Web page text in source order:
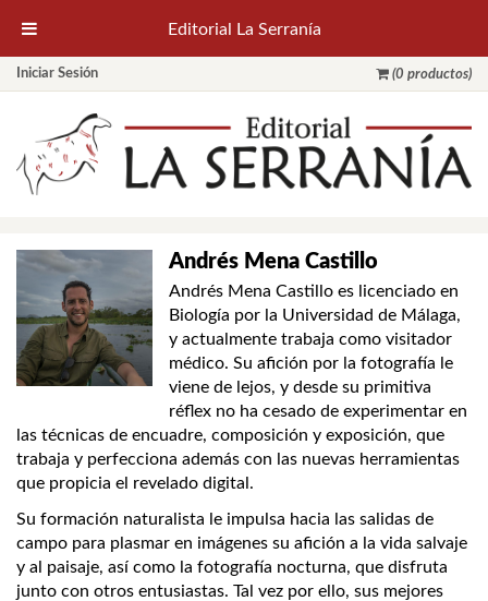
Iniciar Sesión (0 productos)
Andrés Mena Castillo
Andrés Mena Castillo es licenciado en
Biología por la Universidad de Málaga,
y actualmente trabaja como visitador
médico. Su afición por la fotografía le
viene de lejos, y desde su primitiva
réflex no ha cesado de experimentar en
las técnicas de encuadre, composición y exposición, que
trabaja y perfecciona además con las nuevas herramientas
que propicia el revelado digital.
Su formación naturalista le impulsa hacia las salidas de
campo para plasmar en imágenes su afición a la vida salvaje
y al paisaje, así como la fotografía nocturna, que disfruta
junto con otros entusiastas. Tal vez por ello, sus mejores
Editorial La Serranía